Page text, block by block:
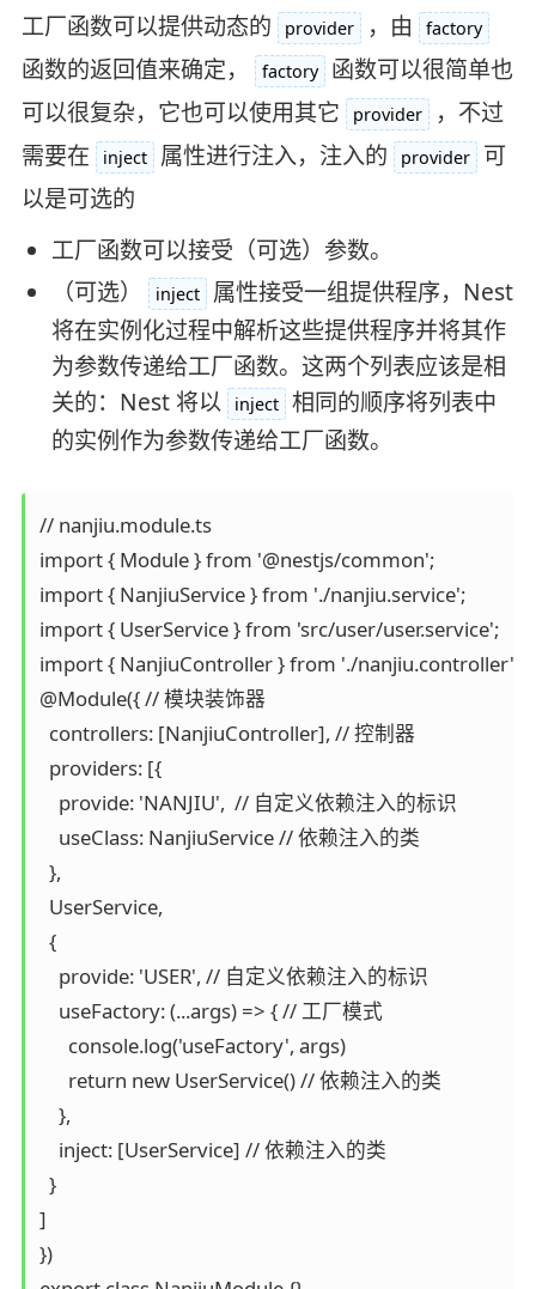
工厂函数可以提供动态的 provider ，由 factory
函数的返回值来确定， factory
函数可以很简单也
可以很复杂，它也可以使用其它
provider
，不过
需要在
inject 属性进行注入，注入的 provider
可
以是可选的
工厂函数可以接受（可选）参数。
（可选）
inject
属性接受一组提供程序，Nest
将在实例化过程中解析这些提供程序并将其作
为参数传递给工厂函数。这两个列表应该是相
关的：Nest 将以
inject 相同的顺序将列表中
的实例作为参数传递给工厂函数。
// nanjiu.module.ts
import { Module } from '@nestjs/common';
import { NanjiuService } from './nanjiu.service';
import { UserService } from 'src/user/user.service';
import { NanjiuController } from './nanjiu.controller';
@Module({ // 模块装饰器
  controllers: [NanjiuController], // 控制器
  providers: [{
    provide: 'NANJIU',  // 自定义依赖注入的标识
    useClass: NanjiuService // 依赖注入的类
  },
  UserService,
  {
    provide: 'USER', // 自定义依赖注入的标识
    useFactory: (...args) => { // 工厂模式
      console.log('useFactory', args)
      return new UserService() // 依赖注入的类
    },
    inject: [UserService] // 依赖注入的类
  }
]
})